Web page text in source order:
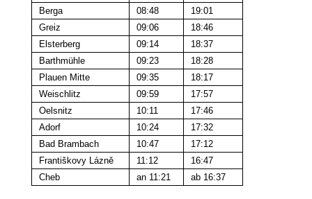
Berga
08:48
19:01
Greiz
09:06
18:46
Elsterberg
09:14
18:37
Barthmühle
09:23
18:28
Plauen Mitte
09:35
18:17
Weischlitz
09:59
17:57
Oelsnitz
10:11
17:46
Adorf
10:24
17:32
Bad Brambach
10:47
17:12
Františkovy Lázně
11:12
16:47
Cheb
an 11:21 ab 16:37